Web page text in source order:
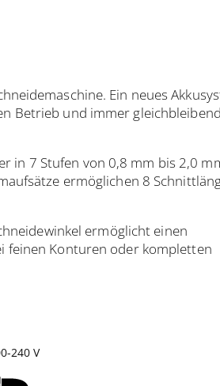
Ein neues
Betrieb und immer
in 7 Stufen von 0,8 mm bis 2,0
ermöglichen 8
ermöglicht einen
feinen Konturen oder kompletten
240 V